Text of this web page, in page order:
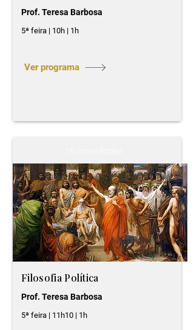
Prof. Teresa Barbosa
5ª feira | 10h | 1h
Ver programa
Filosofia Política
Prof. Teresa Barbosa
5ª feira | 11h10 | 1h